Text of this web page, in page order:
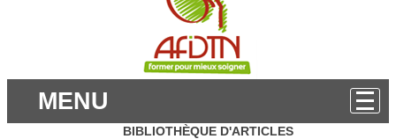
MENU
BIBLIOTHÈQUE D'ARTICLES